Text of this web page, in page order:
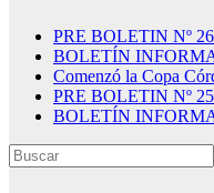
PRE BOLETIN Nº
BOLETÍN
Comenzó la Copa
PRE BOLETIN Nº
BOLETÍN